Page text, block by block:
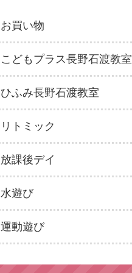
お買い物
こどもプラス長野石渡教室
ひふみ長野石渡教室
リトミック
放課後デイ
水遊び
運動遊び